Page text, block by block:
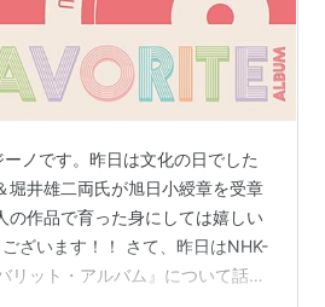
ノです。昨日は文化の日でした
堀井雄二両氏が旭日小綬章を受章
の作品で育った身にしては嬉しい
ざいます！！ さて、昨日はNHK-
リット・アルバム』について話し